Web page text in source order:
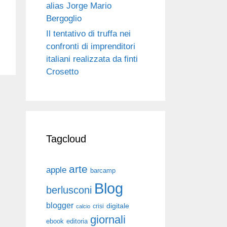
alias Jorge Mario
Bergoglio
Il tentativo di truffa nei
confronti di imprenditori
italiani realizzata da finti
Crosetto
Tagcloud
apple arte barcamp
berlusconi Blog
blogger calcio crisi digitale
ebook editoria giornali